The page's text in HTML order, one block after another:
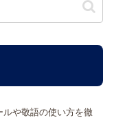
ルや敬語の使い方を徹